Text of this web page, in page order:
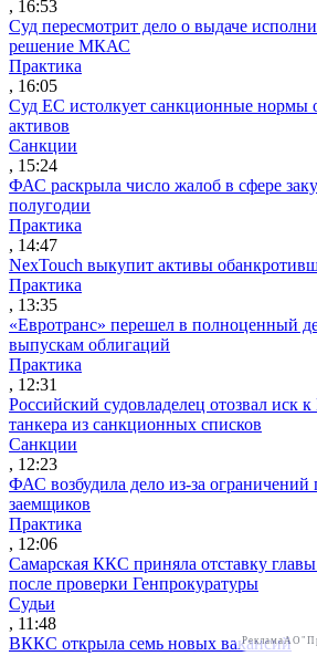
Реклама
, 16:53
Суд пересмотрит дело о выдаче
решение МКАС
Практика
, 16:05
Суд ЕС истолкует санкционные нормы
активов
Санкции
, 15:24
ФАС раскрыла число жалоб в сфере
полугодии
Практика
, 14:47
NexTouch выкупит активы
Практика
, 13:35
«Евротранс» перешел в полноценный
выпускам облигаций
Практика
, 12:31
Российский судовладелец отозвал иск
танкера из санкционных списков
Санкции
, 12:23
ФАС возбудила дело из-за ограничений
заемщиков
Практика
, 12:06
Самарская ККС приняла отставку
после проверки Генпрокуратуры
Судьи
, 11:48
ВККС открыла семь новых вакансий